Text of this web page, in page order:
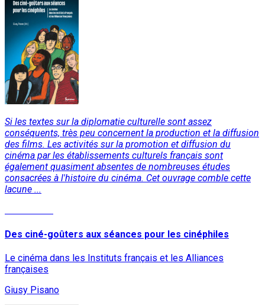
Si les textes sur la diplomatie culturelle sont assez
conséquents, très peu concernent la production et la diffusion
des films. Les activités sur la promotion et diffusion du
cinéma par les établissements culturels français sont
également quasiment absentes de nombreuses études
consacrées à l'histoire du cinéma. Cet ouvrage comble cette
lacune ...
Des ciné-goûters aux séances pour les cinéphiles
Le cinéma dans les Instituts français et les Alliances
françaises
Giusy Pisano